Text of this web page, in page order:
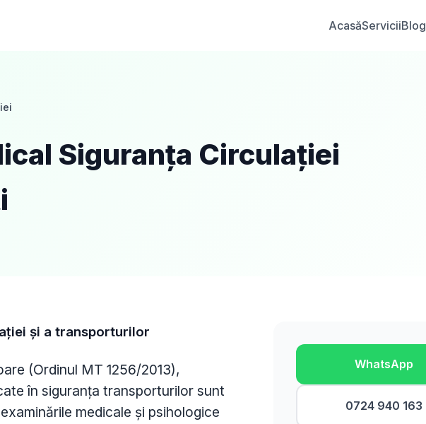
AcasăServiciiBlog
Siguranța Circulației
și a transporturilor
(Ordinul MT 1256/2013),
în siguranța transporturilor sunt
medicale și psihologice
WhatsApp
0724 940 163